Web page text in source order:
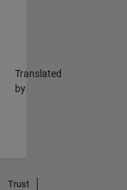
Translated
by
Trust